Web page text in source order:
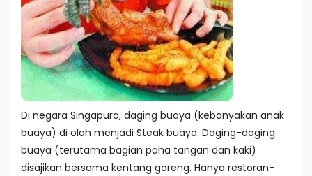
Di negara Singapura, daging buaya (kebanyakan anak
buaya) di olah menjadi Steak buaya. Daging-daging
buaya (terutama bagian paha tangan dan kaki)
disajikan bersama kentang goreng. Hanya restoran-